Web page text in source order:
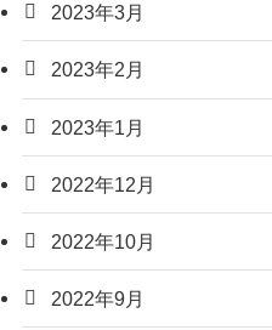
2023年3月
2023年2月
2023年1月
2022年12月
2022年10月
2022年9月